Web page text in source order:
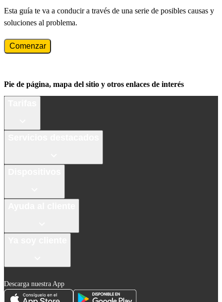
Esta guía te va a conducir a través de una serie de posibles causas y
soluciones al problema.
Comenzar
Pie de página, mapa del sitio y otros enlaces de interés
Descarga nuestra App